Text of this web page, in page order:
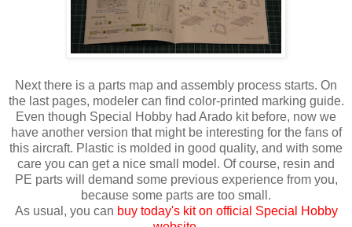
Next there is a parts map and assembly process starts. On
the last pages, modeler can find color-printed marking guide.
Even though Special Hobby had Arado kit before, now we
have another version that might be interesting for the fans of
this aircraft. Plastic is molded in good quality, and with some
care you can get a nice small model. Of course, resin and
PE parts will demand some previous experience from you,
because some parts are too small.
As usual, you can buy today's kit on official Special Hobby